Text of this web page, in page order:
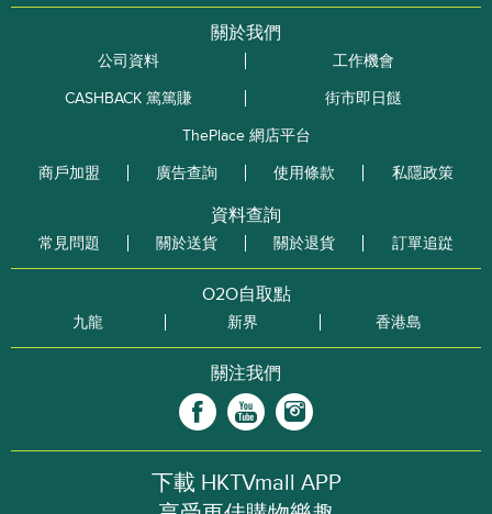
關於我們
公司資料
工作機會
CASHBACK 篤篤賺
街市即日餸
ThePlace 網店平台
商戶加盟
廣告查詢 使用條款 私隱政策
資料查詢
常見問題 關於送貨 關於退貨 訂單追踨
O2O自取點
九龍 新界 香港島
關注我們
下載 HKTVmall APP